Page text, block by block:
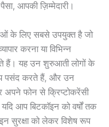
आपकी ज़िम्मेदारी।
के लिए सबसे उपयुक्त है जो
करना या विभिन्न
हैं। यह उन शुरुआती लोगों के
पसंद करते हैं, और उन
अपने फोन से क्रिप्टोकरेंसी
आप बिटकॉइन को वर्षों तक
सुरक्षा को लेकर विशेष रूप